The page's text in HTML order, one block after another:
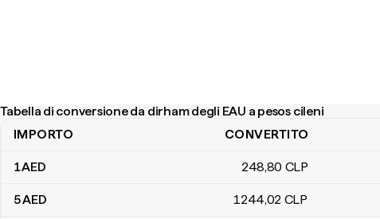
Tabella di conversione da dirham degli EAU a pesos cileni
Tabella di conversione da dirham degli EAU a pesos cileni
IMPORTO CONVERTITO
1AED 248,80 CLP
5AED 1244,02 CLP